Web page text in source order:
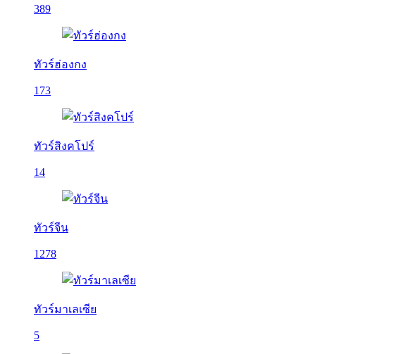
389
ทัวร์ฮ่องกง
173
ทัวร์สิงคโปร์
14
ทัวร์จีน
1278
ทัวร์มาเลเซีย
5